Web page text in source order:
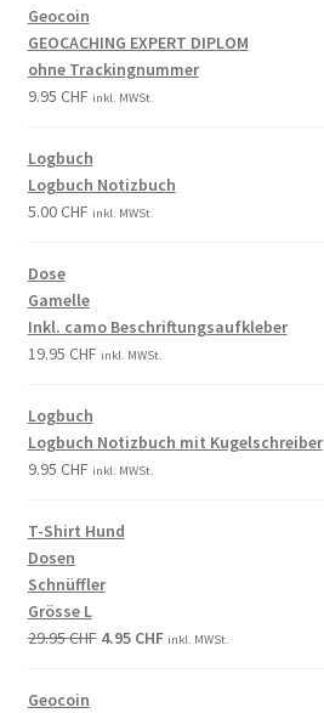
Geocoin
GEOCACHING EXPERT DIPLOM
ohne Trackingnummer
9.95 CHF inkl. MWSt.
Logbuch
Logbuch Notizbuch
5.00CHF inkl. MWSt.
Dose
Gamelle
Inkl. camo Beschriftungsaufkleber
19.95 CHF inkl. MWSt.
Logbuch
Logbuch Notizbuch mit Kugelschreiber
9.95 CHF inkl. MWSt.
T-Shirt Hund
Dosen
Schnüffler
Grösse L
29.95CHF 4.95 CHF inkl. MWSt.
Geocoin